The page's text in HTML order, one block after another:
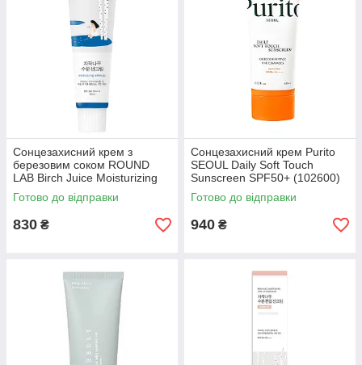
Сонцезахисний крем з
березовим соком ROUND
LAB Birch Juice Moisturizing
Sunscreen, 50 мл (551814)
Готово до відправки
830 ₴
Сонцезахисний крем Purito
SEOUL Daily Soft Touch
Sunscreen SPF50+ (102600)
Готово до відправки
940 ₴